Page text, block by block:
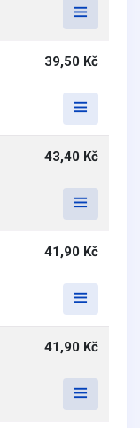
39,50 Kč
43,40 Kč
41,90 Kč
41,90 Kč